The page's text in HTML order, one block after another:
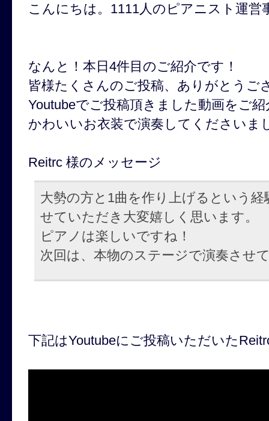
こんにちは。1111人のピアニスト運営
なんと！本日4件目のご紹介です！
皆様たくさんのご投稿、ありがとうご
Youtubeでご投稿頂きました動画をご
かわいいお衣装で演奏してくださいま
Reitrc 様のメッセージ
大勢の方と1曲を作り上げるという
せていただき大変嬉しく思います。
ピアノは楽しいですね！
次回は、本物のステージで演奏させ
下記はYoutubeにご投稿いただいた